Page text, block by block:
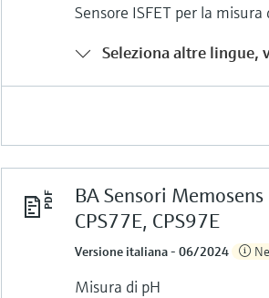
Sensore ISFET per la misura
Seleziona altre lingue,
BA Sensori Memosens
CPS77E, CPS97E
Versione italiana - 06/2024
Misura di pH